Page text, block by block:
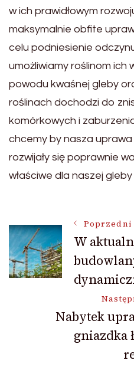
w ich prawidłowym
maksymalnie obfite
celu podniesienie
umożliwiamy roślinom ich
powodu kwaśnej gleby
roślinach dochodzi do
komórkowych i
chcemy by nasza uprawa
rozwijały się poprawnie
właściwe dla naszej
Nawigacja
wpisu
Poprzedni
W
Nabytek
gniazdka